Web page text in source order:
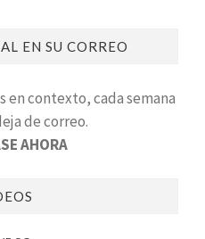
EN SU CORREO
en contexto, cada semana
de correo.
AHORA